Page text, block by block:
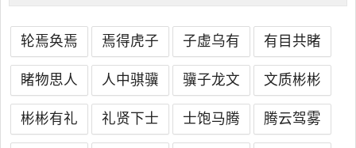
轮焉奂焉 焉得虎子 子虚乌有 有目共睹
睹物思人 人中骐骥 骥子龙文 文质彬彬
彬彬有礼 礼贤下士 士饱马腾 腾云驾雾